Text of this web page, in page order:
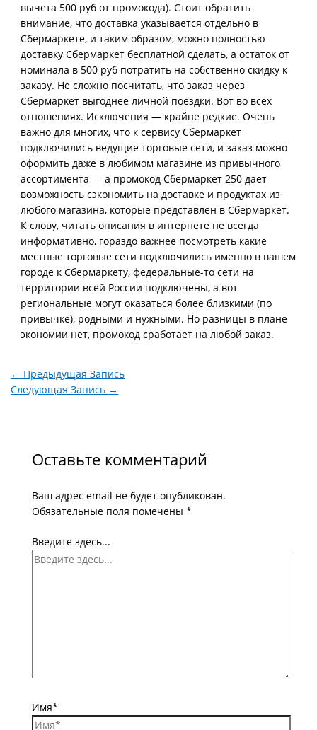
вычета 500 руб от промокода). Стоит обратить
внимание, что доставка указывается отдельно в
Сбермаркете, и таким образом, можно полностью
доставку Сбермаркет бесплатной сделать, а остаток от
номинала в 500 руб потратить на собственно скидку к
заказу. Не сложно посчитать, что заказ через
Сбермаркет выгоднее личной поездки. Вот во всех
отношениях. Исключения — крайне редкие. Очень
важно для многих, что к сервису Сбермаркет
подключились ведущие торговые сети, и заказ можно
оформить даже в любимом магазине из привычного
ассортимента — а промокод Сбермаркет 250 дает
возможность сэкономить на доставке и продуктах из
любого магазина, которые представлен в Сбермаркет.
К слову, читать описания в интернете не всегда
информативно, гораздо важнее посмотреть какие
местные торговые сети подключились именно в вашем
городе к Сбермаркету, федеральные-то сети на
территории всей России подключены, а вот
региональные могут оказаться более близкими (по
привычке), родными и нужными. Но разницы в плане
экономии нет, промокод сработает на любой заказ.
← Предыдущая Запись
Следующая Запись →
Оставьте комментарий
Ваш адрес email не будет опубликован.
Обязательные поля помечены *
Введите здесь...
Имя*